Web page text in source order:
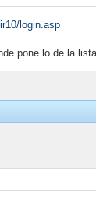
login.asp
pone lo de la